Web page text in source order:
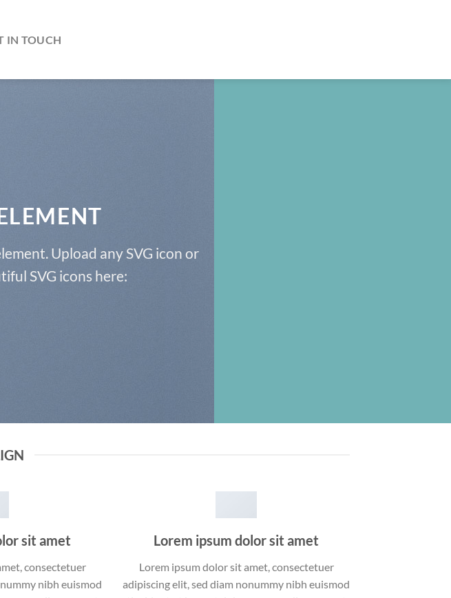
IN TOUCH
Upload any SVG icon or
SVG icons here:
sit amet
consectetuer
nibh euismod
Lorem ipsum dolor sit amet
Lorem ipsum dolor sit amet, consectetuer
adipiscing elit, sed diam nonummy nibh euismod